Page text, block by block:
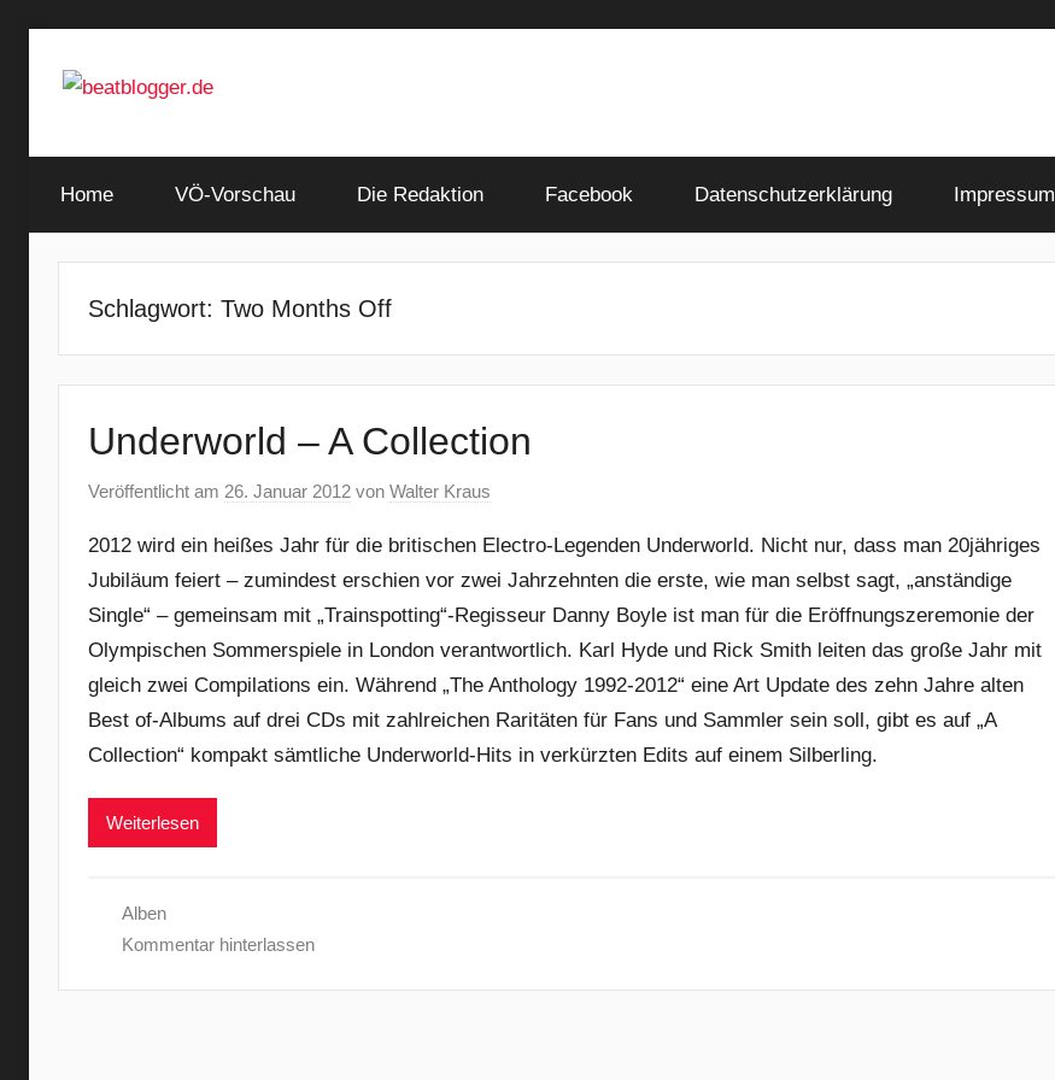
Inhalt
beatblogger.de
and
the
Home VÖ-Vorschau Die Redaktion Facebook Datenschutzerklärung Impressum
Schlagwort: Two Months Off
Underworld – A Collection
Veröffentlicht am 26. Januar 2012 von Walter Kraus
2012 wird ein heißes Jahr für die britischen Electro-Legenden Underworld. Nicht nur, dass man 20jähriges
Jubiläum feiert – zumindest erschien vor zwei Jahrzehnten die erste, wie man selbst sagt, „anständige
Single“ – gemeinsam mit „Trainspotting“-Regisseur Danny Boyle ist man für die Eröffnungszeremonie der
Olympischen Sommerspiele in London verantwortlich. Karl Hyde und Rick Smith leiten das große Jahr mit
gleich zwei Compilations ein. Während „The Anthology 1992-2012“ eine Art Update des zehn Jahre alten
Best of-Albums auf drei CDs mit zahlreichen Raritäten für Fans und Sammler sein soll, gibt es auf „A
Collection“ kompakt sämtliche Underworld-Hits in verkürzten Edits auf einem Silberling.
Weiterlesen
Alben
Kommentar hinterlassen